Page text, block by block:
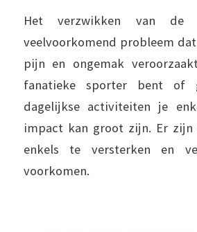
Het verzwikken van
veelvoorkomend probleem
pijn en ongemak
fanatieke sporter bent of
dagelijkse activiteiten je
impact kan groot zijn. Er zijn
enkels te versterken en
voorkomen.